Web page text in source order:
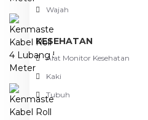
Wajah
KESEHATAN
Alat Monitor Kesehatan
Kaki
Tubuh